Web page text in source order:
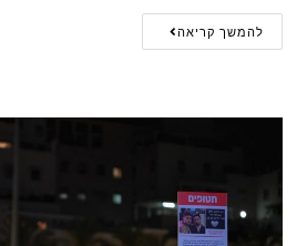
להמשך קריאה